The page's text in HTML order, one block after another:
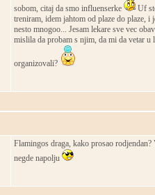
sobom, citaj da smo influenserke
Uf
treniram, idem jahtom od plaze do plaze, i
nesto mnogoo... Jesam lekare sve vec
mislila da probam s njim, da mi da vetar u
organizovali?
Flamingos draga, kako prosao
negde napolju